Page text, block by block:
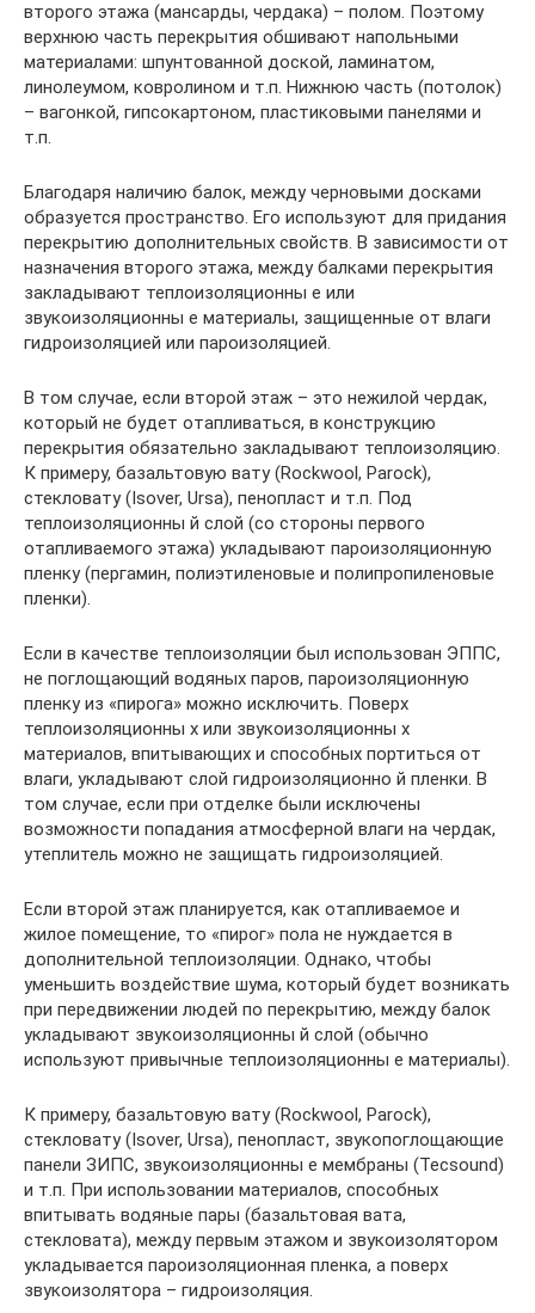
второго этажа (мансарды, чердака) – полом. Поэтому
верхнюю часть перекрытия обшивают напольными
материалами: шпунтованной доской, ламинатом,
линолеумом, ковролином и т.п. Нижнюю часть (потолок)
– вагонкой, гипсокартоном, пластиковыми панелями и
т.п.
Благодаря наличию балок, между черновыми досками
образуется пространство. Его используют для придания
перекрытию дополнительных свойств. В зависимости от
назначения второго этажа, между балками перекрытия
закладывают теплоизоляционны е или
звукоизоляционны е материалы, защищенные от влаги
гидроизоляцией или пароизоляцией.
В том случае, если второй этаж – это нежилой чердак,
который не будет отапливаться, в конструкцию
перекрытия обязательно закладывают теплоизоляцию.
К примеру, базальтовую вату (Rockwool, Parock),
стекловату (Isover, Ursa), пенопласт и т.п. Под
теплоизоляционны й слой (со стороны первого
отапливаемого этажа) укладывают пароизоляционную
пленку (пергамин, полиэтиленовые и полипропиленовые
пленки).
Если в качестве теплоизоляции был использован ЭППС,
не поглощающий водяных паров, пароизоляционную
пленку из «пирога» можно исключить. Поверх
теплоизоляционны х или звукоизоляционны х
материалов, впитывающих и способных портиться от
влаги, укладывают слой гидроизоляционно й пленки. В
том случае, если при отделке были исключены
возможности попадания атмосферной влаги на чердак,
утеплитель можно не защищать гидроизоляцией.
Если второй этаж планируется, как отапливаемое и
жилое помещение, то «пирог» пола не нуждается в
дополнительной теплоизоляции. Однако, чтобы
уменьшить воздействие шума, который будет возникать
при передвижении людей по перекрытию, между балок
укладывают звукоизоляционны й слой (обычно
используют привычные теплоизоляционны е материалы).
К примеру, базальтовую вату (Rockwool, Parock),
стекловату (Isover, Ursa), пенопласт, звукопоглощающие
панели ЗИПС, звукоизоляционны е мембраны (Tecsound)
и т.п. При использовании материалов, способных
впитывать водяные пары (базальтовая вата,
стекловата), между первым этажом и звукоизолятором
укладывается пароизоляционная пленка, а поверх
звукоизолятора – гидроизоляция.